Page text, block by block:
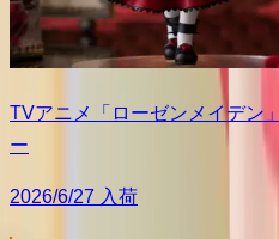
TVアニメ「ローゼンメイデ
ー
2026/6/27 入荷